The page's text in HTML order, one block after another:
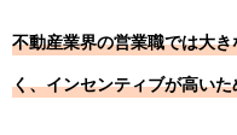
不動産業界の営業職では大
く、インセンティブが高い